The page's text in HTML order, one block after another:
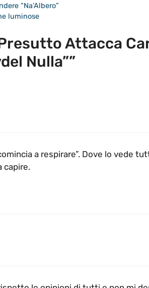
“Na’Albero”
luminose
Attacca
Nulla””
a respirare”. Dove lo vede
capire.